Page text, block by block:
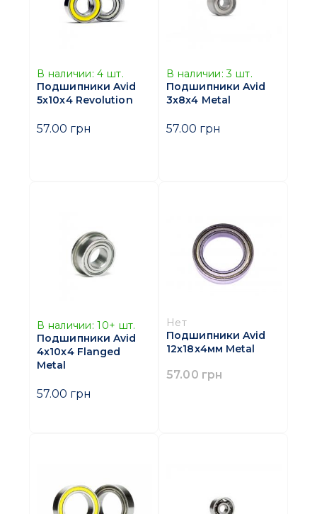
В наличии: 4 шт.
Подшипники Avid
5x10x4 Revolution
57.00 грн
В наличии: 3 шт.
Подшипники Avid
3x8x4 Metal
57.00 грн
В наличии: 10+ шт.
Подшипники Avid
4x10x4 Flanged
Metal
57.00 грн
Нет
Подшипники Avid
12х18x4мм Metal
57.00 грн